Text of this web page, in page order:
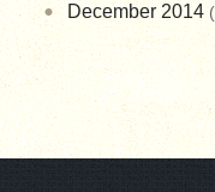
December 2014